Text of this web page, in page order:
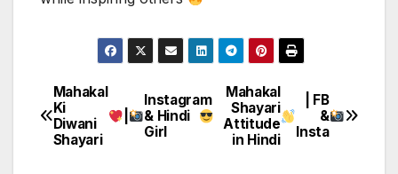
Post
navigation
Mahakal
Shayari
Attitude
in Hindi
| FB
&
Insta
Mahakal
Ki
Diwani
Shayari
Instagram
& Hindi
Girl